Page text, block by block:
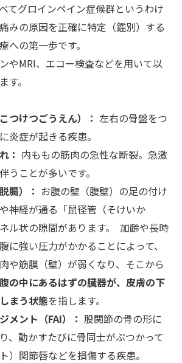
てグロインペイン症候群というわけ
みの原因を正確に特定（鑑別）する
への第一歩です。
やMRI、エコー検査などを用いて以
す。
つけつごうえん）： 左右の骨盤をつ
炎症が起きる疾患。
： 内ももの筋肉の急性な断裂。急激
うことが多いです。
腸）： お腹の壁（腹壁）の足の付け
神経が通る「鼠径管（そけいか
ル状の隙間があります。 加齢や長時
に強い圧力がかかることによって、
や筋膜（壁）が弱くなり、そこから
の中にあるはずの臓器が、皮膚の下
まう状態を指します。
メント（FAI）： 股関節の骨の形に
、動かすたびに骨同士がぶつかって
）関節唇などを損傷する疾患。​​​​​